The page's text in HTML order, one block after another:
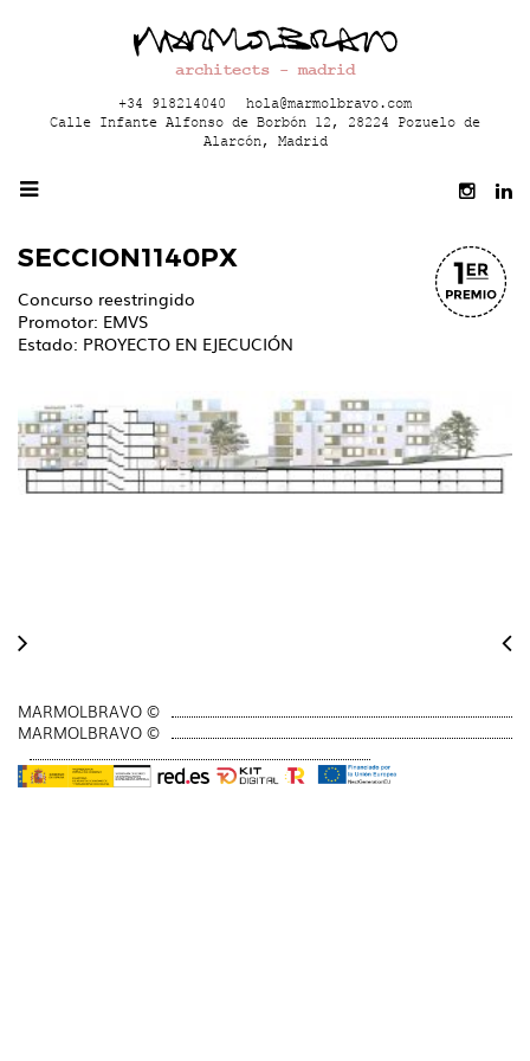
architects - madrid
+34 918214040
hola@marmolbravo.com
Calle Infante Alfonso de Borbón 12, 28224 Pozuelo de
Alarcón, Madrid
SECCION1140PX
Concurso reestringido
Promotor: EMVS
Estado: PROYECTO EN EJECUCIÓN
MARMOLBRAVO ©
MARMOLBRAVO ©